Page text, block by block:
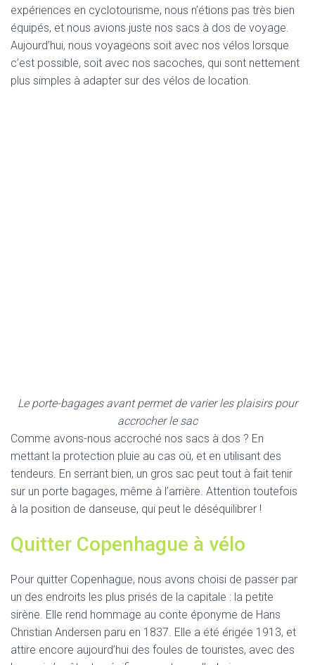
expériences en cyclotourisme, nous n’étions pas très bien
équipés, et nous avions juste nos sacs à dos de voyage.
Aujourd’hui, nous voyageons soit avec nos vélos lorsque
c’est possible, soit avec nos sacoches, qui sont nettement
plus simples à adapter sur des vélos de location.
Le porte-bagages avant permet de varier les plaisirs pour
accrocher le sac
Comme avons-nous accroché nos sacs à dos ? En
mettant la protection pluie au cas où, et en utilisant des
tendeurs. En serrant bien, un gros sac peut tout à fait tenir
sur un porte bagages, même à l’arrière. Attention toutefois
à la position de danseuse, qui peut le déséquilibrer !
Quitter Copenhague à vélo
Pour quitter Copenhague, nous avons choisi de passer par
un des endroits les plus prisés de la capitale : la petite
sirène. Elle rend hommage au conte éponyme de Hans
Christian Andersen paru en 1837. Elle a été érigée 1913, et
attire encore aujourd’hui des foules de touristes, avec des